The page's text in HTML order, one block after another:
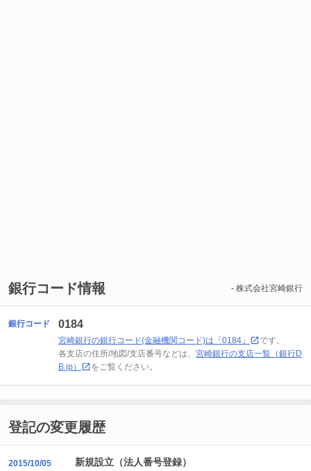
銀行コード情報 - 株式会社宮崎銀行
銀行コード 0184
宮崎銀行の銀行コード(金融機関コード)は「0184」
です。
各支店の住所/地図/支店番号などは、 宮崎銀行の支店一覧（銀行D
B.jp）
をご覧ください。
登記の変更履歴
2015/10/05 新規設立（法人番号登録）